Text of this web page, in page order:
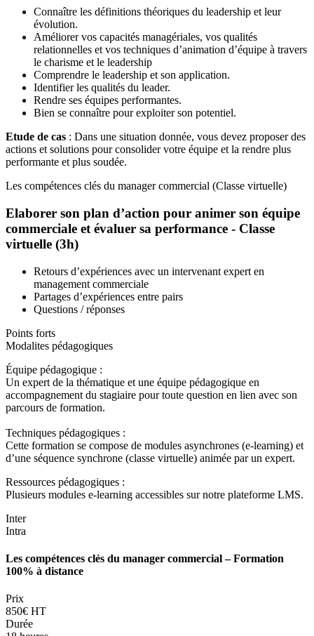
Connaître les définitions théoriques du leadership et leur
évolution.
Améliorer vos capacités managériales, vos qualités
relationnelles et vos techniques d’animation d’équipe à travers
le charisme et le leadership
Comprendre le leadership et son application.
Identifier les qualités du leader.
Rendre ses équipes performantes.
Bien se connaître pour exploiter son potentiel.
Etude de cas : Dans une situation donnée, vous devez proposer des
actions et solutions pour consolider votre équipe et la rendre plus
performante et plus soudée.
Les compétences clés du manager commercial (Classe virtuelle)
Elaborer son plan d’action pour animer son équipe
commerciale et évaluer sa performance - Classe
virtuelle (3h)
Retours d’expériences avec un intervenant expert en
management commerciale
Partages d’expériences entre pairs
Questions / réponses
Points forts
Modalites pédagogiques
Équipe pédagogique :
Un expert de la thématique et une équipe pédagogique en
accompagnement du stagiaire pour toute question en lien avec son
parcours de formation.
Techniques pédagogiques :
Cette formation se compose de modules asynchrones (e-learning) et
d’une séquence synchrone (classe virtuelle) animée par un expert.
Ressources pédagogiques :
Plusieurs modules e-learning accessibles sur notre plateforme LMS.
Inter
Intra
Les compétences clés du manager commercial – Formation
100% à distance
Prix
850€ HT
Durée